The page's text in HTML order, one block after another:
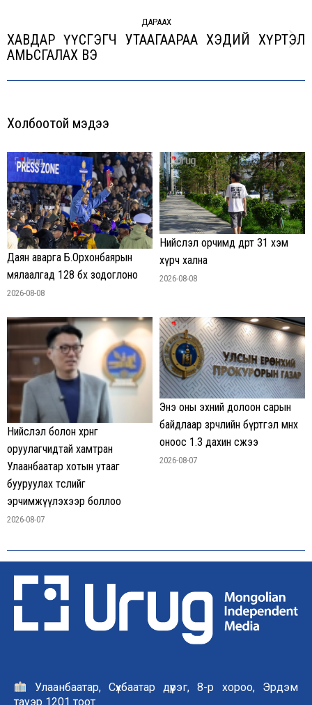
ДАРААХ
Next
ХАВДАР ҮҮСГЭГЧ УТААГААРАА ХЭДИЙ ХҮРТЭЛ
АМЬСГАЛАХ ВЭ
Холбоотой мэдээ
Даян аварга Б.Орхонбаярын
мялаалгад 128 бөх зодоглоно
2026-08-08
Нийслэл орчимд өдөртөө 31 хэм
хүрч хална
2026-08-08
Нийслэл болон хөрөнгө
оруулагчидтай хамтран
Улаанбаатар хотын утааг
бууруулах төслийг
эрчимжүүлэхээр боллоо
2026-08-07
Энэ оны эхний долоон сарын
байдлаар зөрчлийн бүртгэл өмнөх
оноос 1.3 дахин өсжээ
2026-08-07
Улаанбаатар, Сүхбаатар дүүрэг, 8-р хороо, Эрдэм
тауэр 1201 тоот